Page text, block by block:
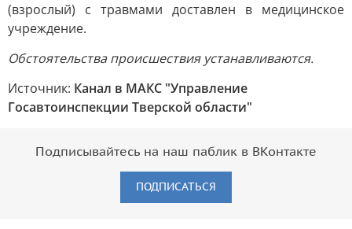
(взрослый) с травмами доставлен в медицинское
учреждение.
Обстоятельства происшествия устанавливаются.
Источник: Канал в МАКС "Управление
Госавтоинспекции Тверской области"
Подписывайтесь на наш паблик в ВКонтакте
ПОДПИСАТЬСЯ